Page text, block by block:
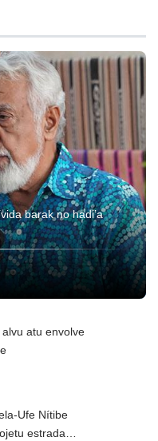
barak no hadi’a
atu envolve
Ufe Nítibe
estrada